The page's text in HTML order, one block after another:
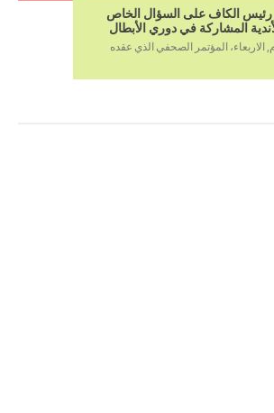
رئيس الكاف على السؤال الخاص
المشاركة في دوري الأبطال
الاربعاء، المؤتمر الصحفي الذي عقده